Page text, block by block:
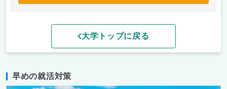
大学トップに戻る
早めの就活対策